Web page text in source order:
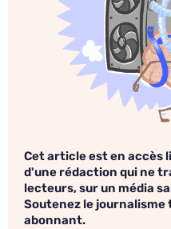
Cet article est en accès
d'une rédaction qui ne
lecteurs, sur un média
Soutenez le journalisme
abonnant.